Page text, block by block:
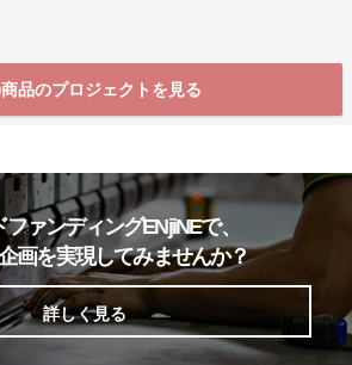
品のプロジェクトを見る
ァンディングENjiNEで、
画を実現してみませんか？
詳しく見る